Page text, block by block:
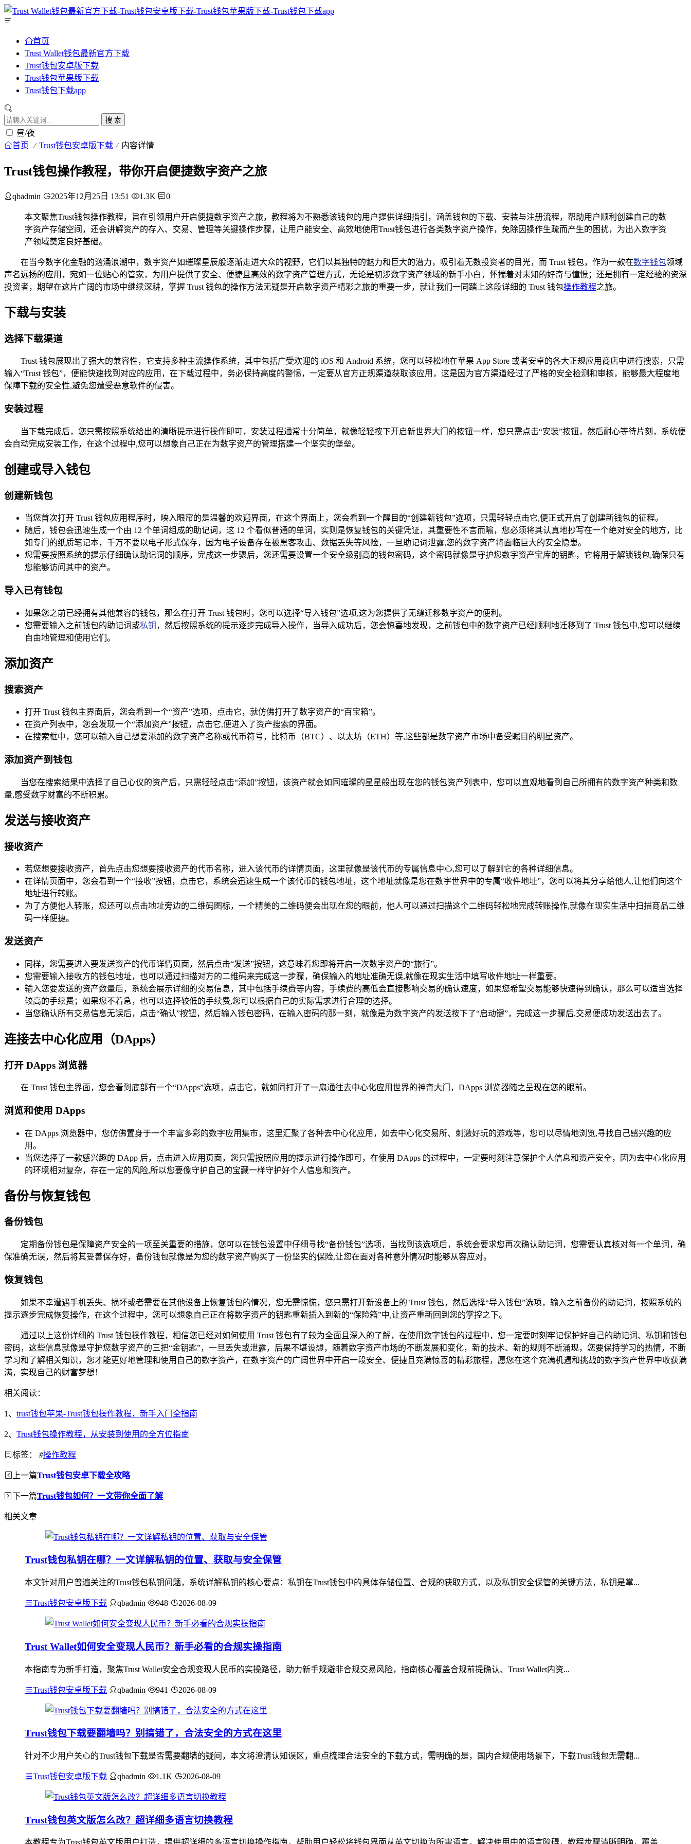
首页
Trust Wallet钱包最新官方下载
Trust钱包安卓版下载
Trust钱包苹果版下载
Trust钱包下载app
搜 索
昼/夜
首页 Trust钱包安卓版下载 内容详情
Trust钱包操作教程，带你开启便捷数字资产之旅
qbadmin 2025年12月25日 13:51 1.3K 0
本文聚焦Trust钱包操作教程，旨在引领用户开启便捷数字资产之旅，教程将为不熟悉该钱包的用户提供详细指引，涵盖钱包的下载、安装与注册流程，帮助用户顺利创建自己的数
字资产存储空间，还会讲解资产的存入、交易、管理等关键操作步骤，让用户能安全、高效地使用Trust钱包进行各类数字资产操作，免除因操作生疏而产生的困扰，为出入数字资
产领域奠定良好基础。
在当今数字化金融的汹涌浪潮中，数字资产如璀璨星辰般逐渐走进大众的视野，它们以其独特的魅力和巨大的潜力，吸引着无数投资者的目光，而 Trust 钱包，作为一款在数字钱包领域
声名远扬的应用，宛如一位贴心的管家，为用户提供了安全、便捷且高效的数字资产管理方式，无论是初涉数字资产领域的新手小白，怀揣着对未知的好奇与憧憬；还是拥有一定经验的资深
投资者，期望在这片广阔的市场中继续深耕，掌握 Trust 钱包的操作方法无疑是开启数字资产精彩之旅的重要一步，就让我们一同踏上这段详细的 Trust 钱包操作教程之旅。
下载与安装
选择下载渠道
Trust 钱包展现出了强大的兼容性，它支持多种主流操作系统，其中包括广受欢迎的 iOS 和 Android 系统，您可以轻松地在苹果 App Store 或者安卓的各大正规应用商店中进行搜索，只需
输入“Trust 钱包”，便能快速找到对应的应用，在下载过程中，务必保持高度的警惕，一定要从官方正规渠道获取该应用，这是因为官方渠道经过了严格的安全检测和审核，能够最大程度地
保障下载的安全性,避免您遭受恶意软件的侵害。
安装过程
当下载完成后，您只需按照系统给出的清晰提示进行操作即可，安装过程通常十分简单，就像轻轻按下开启新世界大门的按钮一样，您只需点击“安装”按钮，然后耐心等待片刻，系统便
会自动完成安装工作，在这个过程中,您可以想象自己正在为数字资产的管理搭建一个坚实的堡垒。
创建或导入钱包
创建新钱包
当您首次打开 Trust 钱包应用程序时，映入眼帘的是温馨的欢迎界面，在这个界面上，您会看到一个醒目的“创建新钱包”选项，只需轻轻点击它,便正式开启了创建新钱包的征程。
随后，钱包会迅速生成一个由 12 个单词组成的助记词，这 12 个看似普通的单词，实则是恢复钱包的关键凭证，其重要性不言而喻，您必须将其认真地抄写在一个绝对安全的地方，比
如专门的纸质笔记本，千万不要以电子形式保存，因为电子设备存在被黑客攻击、数据丢失等风险，一旦助记词泄露,您的数字资产将面临巨大的安全隐患。
您需要按照系统的提示仔细确认助记词的顺序，完成这一步骤后，您还需要设置一个安全级别高的钱包密码，这个密码就像是守护您数字资产宝库的钥匙，它将用于解锁钱包,确保只有
您能够访问其中的资产。
导入已有钱包
如果您之前已经拥有其他兼容的钱包，那么在打开 Trust 钱包时，您可以选择“导入钱包”选项,这为您提供了无缝迁移数字资产的便利。
您需要输入之前钱包的助记词或私钥 ，然后按照系统的提示逐步完成导入操作，当导入成功后，您会惊喜地发现，之前钱包中的数字资产已经顺利地迁移到了 Trust 钱包中,您可以继续
自由地管理和使用它们。
添加资产
搜索资产
打开 Trust 钱包主界面后，您会看到一个“资产”选项，点击它，就仿佛打开了数字资产的“百宝箱”。
在资产列表中，您会发现一个“添加资产”按钮，点击它,便进入了资产搜索的界面。
在搜索框中，您可以输入自己想要添加的数字资产名称或代币符号，比特币（BTC）、以太坊（ETH）等,这些都是数字资产市场中备受瞩目的明星资产。
添加资产到钱包
当您在搜索结果中选择了自己心仪的资产后，只需轻轻点击“添加”按钮，该资产就会如同璀璨的星星般出现在您的钱包资产列表中，您可以直观地看到自己所拥有的数字资产种类和数
量,感受数字财富的不断积累。
发送与接收资产
接收资产
若您想要接收资产，首先点击您想要接收资产的代币名称，进入该代币的详情页面，这里就像是该代币的专属信息中心,您可以了解到它的各种详细信息。
在详情页面中，您会看到一个“接收”按钮，点击它，系统会迅速生成一个该代币的钱包地址，这个地址就像是您在数字世界中的专属“收件地址”，您可以将其分享给他人,让他们向这个
地址进行转账。
为了方便他人转账，您还可以点击地址旁边的二维码图标，一个精美的二维码便会出现在您的眼前，他人可以通过扫描这个二维码轻松地完成转账操作,就像在现实生活中扫描商品二维
码一样便捷。
发送资产
同样，您需要进入要发送资产的代币详情页面，然后点击“发送”按钮，这意味着您即将开启一次数字资产的“旅行”。
您需要输入接收方的钱包地址，也可以通过扫描对方的二维码来完成这一步骤，确保输入的地址准确无误,就像在现实生活中填写收件地址一样重要。
输入您要发送的资产数量后，系统会展示详细的交易信息，其中包括手续费等内容，手续费的高低会直接影响交易的确认速度，如果您希望交易能够快速得到确认，那么可以适当选择
较高的手续费；如果您不着急，也可以选择较低的手续费,您可以根据自己的实际需求进行合理的选择。
当您确认所有交易信息无误后，点击“确认”按钮，然后输入钱包密码，在输入密码的那一刻，就像是为数字资产的发送按下了“启动键”，完成这一步骤后,交易便成功发送出去了。
连接去中心化应用（DApps）
打开 DApps 浏览器
在 Trust 钱包主界面，您会看到底部有一个“DApps”选项，点击它，就如同打开了一扇通往去中心化应用世界的神奇大门，DApps 浏览器随之呈现在您的眼前。
浏览和使用 DApps
在 DApps 浏览器中，您仿佛置身于一个丰富多彩的数字应用集市，这里汇聚了各种去中心化应用，如去中心化交易所、刺激好玩的游戏等，您可以尽情地浏览,寻找自己感兴趣的应
用。
当您选择了一款感兴趣的 DApp 后，点击进入应用页面，您只需按照应用的提示进行操作即可，在使用 DApps 的过程中，一定要时刻注意保护个人信息和资产安全，因为去中心化应用
的环境相对复杂，存在一定的风险,所以您要像守护自己的宝藏一样守护好个人信息和资产。
备份与恢复钱包
备份钱包
定期备份钱包是保障资产安全的一项至关重要的措施，您可以在钱包设置中仔细寻找“备份钱包”选项，当找到该选项后，系统会要求您再次确认助记词，您需要认真核对每一个单词，确
保准确无误，然后将其妥善保存好，备份钱包就像是为您的数字资产购买了一份坚实的保险,让您在面对各种意外情况时能够从容应对。
恢复钱包
如果不幸遭遇手机丢失、损坏或者需要在其他设备上恢复钱包的情况，您无需惊慌，您只需打开新设备上的 Trust 钱包，然后选择“导入钱包”选项，输入之前备份的助记词，按照系统的
提示逐步完成恢复操作，在这个过程中，您可以想象自己正在将数字资产的钥匙重新插入到新的“保险箱”中,让资产重新回到您的掌控之下。
通过以上这份详细的 Trust 钱包操作教程，相信您已经对如何使用 Trust 钱包有了较为全面且深入的了解，在使用数字钱包的过程中，您一定要时刻牢记保护好自己的助记词、私钥和钱包
密码，这些信息就像是守护您数字资产的三把“金钥匙”，一旦丢失或泄露，后果不堪设想，随着数字资产市场的不断发展和变化，新的技术、新的规则不断涌现，您要保持学习的热情，不断
学习和了解相关知识，您才能更好地管理和使用自己的数字资产，在数字资产的广阔世界中开启一段安全、便捷且充满惊喜的精彩旅程，愿您在这个充满机遇和挑战的数字资产世界中收获满
满，实现自己的财富梦想！
相关阅读：
1、 trust钱包苹果-Trust钱包操作教程，新手入门全指南
2、 Trust钱包操作教程，从安装到使用的全方位指南
标签： #操作教程
上一篇Trust钱包安卓下载全攻略
下一篇Trust钱包如何？一文带你全面了解
相关文章
Trust钱包私钥在哪？一文详解私钥的位置、获取与安全保管
本文针对用户普遍关注的Trust钱包私钥问题，系统详解私钥的核心要点：私钥在Trust钱包中的具体存储位置、合规的获取方式，以及私钥安全保管的关键方法，私钥是掌...
Trust钱包安卓版下载 qbadmin 948 2026-08-09
Trust Wallet如何安全变现人民币？新手必看的合规实操指南
本指南专为新手打造，聚焦Trust Wallet安全合规变现人民币的实操路径，助力新手规避非合规交易风险，指南核心覆盖合规前提确认、Trust Wallet内资...
Trust钱包安卓版下载 qbadmin 941 2026-08-09
Trust钱包下载要翻墙吗？别搞错了，合法安全的方式在这里
针对不少用户关心的Trust钱包下载是否需要翻墙的疑问，本文将澄清认知误区，重点梳理合法安全的下载方式，需明确的是，国内合规使用场景下，下载Trust钱包无需翻...
Trust钱包安卓版下载 qbadmin 1.1K 2026-08-09
Trust钱包英文版怎么改？超详细多语言切换教程